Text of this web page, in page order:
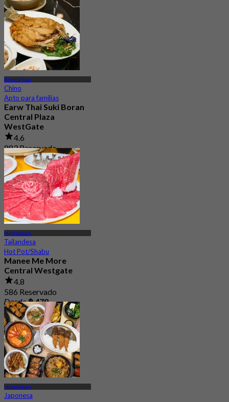
4.7
1.6K Reservado
Desde฿ 498
Khlong Toei
Chino
Apto para familias
Earw Thai Suki Boran
Central Plaza
WestGate
4.6
883 Reservado
Desde฿ 399.66
Nonthaburi
Tailandesa
Hot Pot/Shabu
Manee Me More
Central Westgate
4.8
586 Reservado
Desde฿ 479
Nonthaburi
Japonesa